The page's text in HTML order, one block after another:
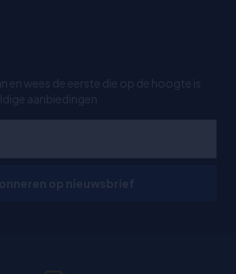
en wees de eerste die op de hoogte is
aanbiedingen